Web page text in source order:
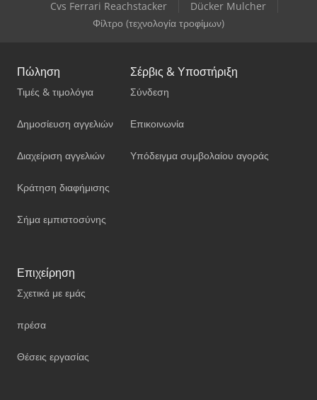
Cvs Ferrari Reachstacker
Dücker Mulcher
Φίλτρο (τεχνολογία τροφίμων)
Πώληση
Τιμές & τιμολόγια
Δημοσίευση αγγελιών
Διαχείριση αγγελιών
Κράτηση διαφήμισης
Σήμα εμπιστοσύνης
Σέρβις & Υποστήριξη
Σύνδεση
Επικοινωνία
Υπόδειγμα συμβολαίου αγοράς
Επιχείρηση
Σχετικά με εμάς
πρέσα
Θέσεις εργασίας